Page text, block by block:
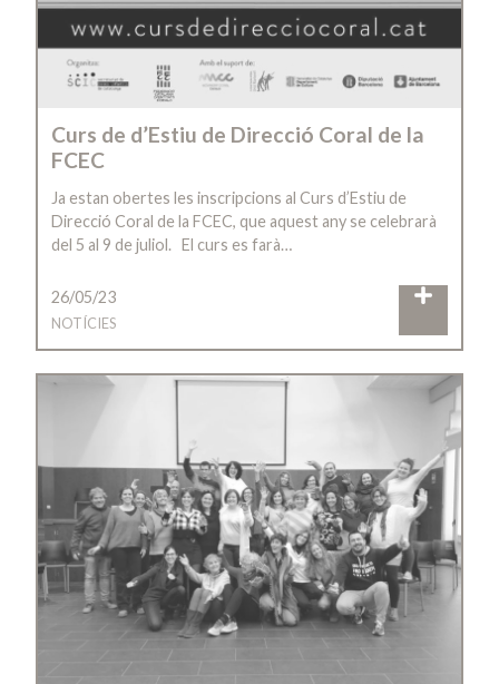
Curs de d’Estiu de Direcció Coral de la
FCEC
Ja estan obertes les inscripcions al Curs d’Estiu de
Direcció Coral de la FCEC, que aquest any se celebrarà
del 5 al 9 de juliol. El curs es farà…
26/05/23
NOTÍCIES